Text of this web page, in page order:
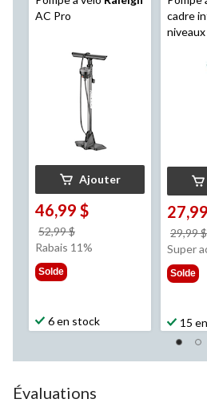
AC Pro
Ajouter
46,99 $
52,99 $
était
Rabais 11%
Solde
6 en stock
cadre
niveaux
29,99 $
Super
Solde
15
Évaluations